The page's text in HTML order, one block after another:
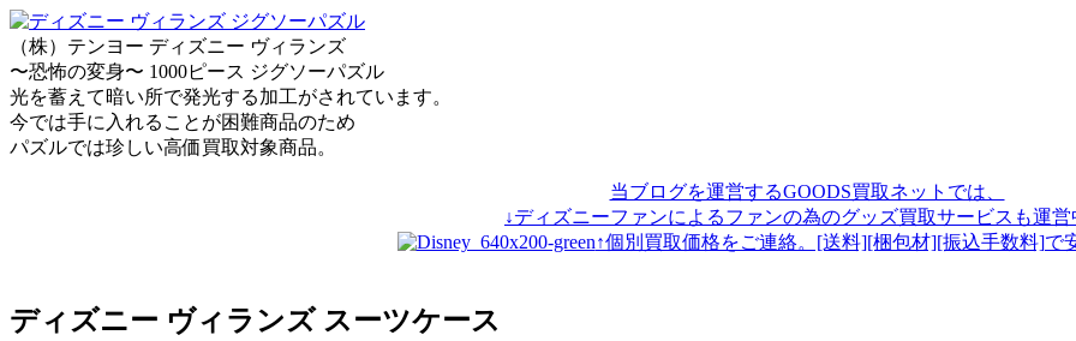
（株）テンヨー ディズニー ヴィランズ
〜恐怖の変身〜 1000ピース ジグソーパズル
光を蓄えて暗い所で発光する加工がされています。
今では手に入れることが困難商品のため
パズルでは珍しい高価買取対象商品。
当ブログを運営するGOODS買取ネットでは、
↓ディズニーファンによるファンの為のグッズ買取サービスも運営
↑個別買取価格をご連絡。[送料][梱包材][振込手数料]で
ディズニー ヴィランズ スーツケース